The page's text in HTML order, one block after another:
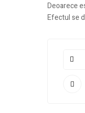
Deoarece
Efectul se